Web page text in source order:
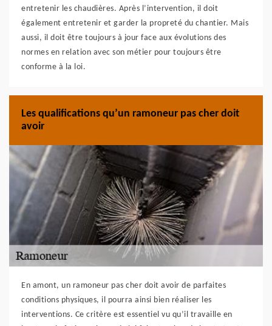
entretenir les chaudières. Après l’intervention, il doit
également entretenir et garder la propreté du chantier. Mais
aussi, il doit être toujours à jour face aux évolutions des
normes en relation avec son métier pour toujours être
conforme à la loi.
Les qualifications qu’un ramoneur pas cher doit
avoir
En amont, un ramoneur pas cher doit avoir de parfaites
conditions physiques, il pourra ainsi bien réaliser les
interventions. Ce critère est essentiel vu qu’il travaille en